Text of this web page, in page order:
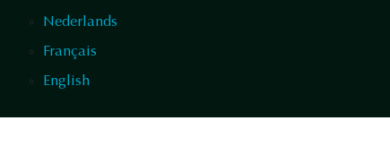
Nederlands
Français
English